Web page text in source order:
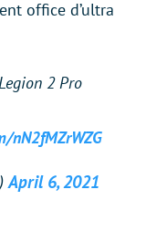
office d’ultra
2 Pro
nN2fMZrWZG
April 6, 2021